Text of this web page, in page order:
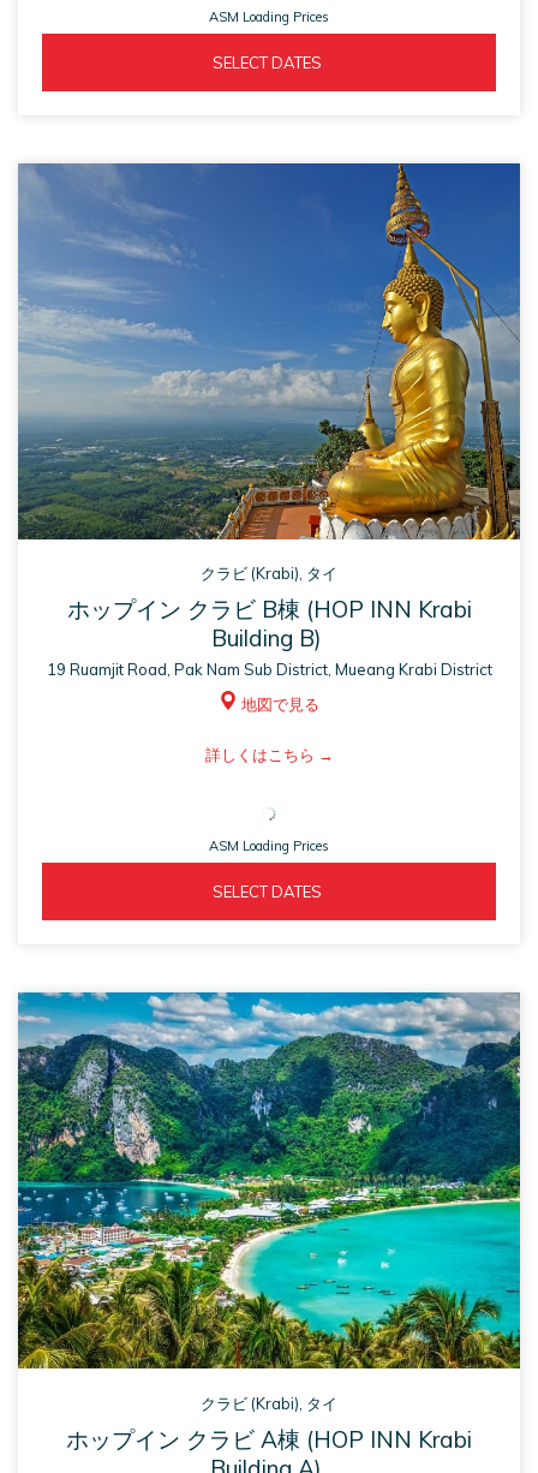
a
new
tab
ASM Loading Prices
  SELECT DATES
OPENS
A
クラビ (Krabi), タイ
ホップイン クラビ B棟​ (HOP INN Krabi
Building B)
19 Ruamjit Road, Pak Nam Sub District, Mueang Krabi District
地図で見る
詳しくはこちら
ASM
a
new
tab
ASM Loading Prices
  SELECT DATES
OPENS
A
NEW
TAB
クラビ (Krabi), タイ
ホップイン クラビ​ A棟 (HOP INN Krabi